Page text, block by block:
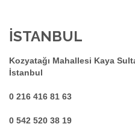
İSTANBUL
Kozyatağı Mahallesi Kaya
İstanbul
0 216 416 81 63
0 542 520 38 19